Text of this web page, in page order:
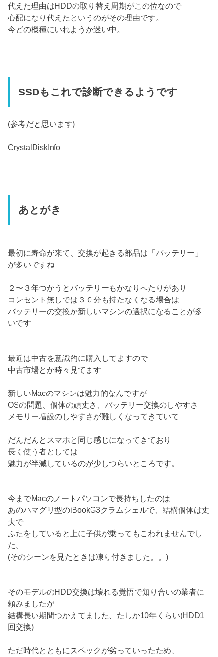
代えた理由はHDDの取り替え周期がこの位なので
心配になり代えたというのがその理由です。
今どの機種にいれようか迷い中。
SSDもこれで診断できるようです
(参考だと思います)
CrystalDiskInfo
あとがき
最初に寿命が来て、交換が起きる部品は「バッテリー」
が多いですね
２〜３年つかうとバッテリーもかなりへたりがあり
コンセント無しでは３０分も持たなくなる場合は
バッテリーの交換か新しいマシンの選択になることが多
いです
最近は中古を意識的に購入してますので
中古市場とか時々見てます
新しいMacのマシンは魅力的なんですが
OSの問題、個体の頑丈さ、バッテリー交換のしやすさ
メモリー増設のしやすさが難しくなってきていて
だんだんとスマホと同じ感じになってきており
長く使う者としては
魅力が半減しているのが少しつらいところです。
今までMacのノートパソコンで長持ちしたのは
あのハマグリ型のiBookG3クラムシェルで、結構個体は丈
夫で
ふたをしていると上に子供が乗ってもこわれませんでし
た。
(そのシーンを見たときは凍り付きました。。)
そのモデルのHDD交換は壊れる覚悟で知り合いの業者に
頼みましたが
結構長い期間つかえてました、たしか10年くらい(HDD1
回交換)
ただ時代とともにスペックが劣っていったため、